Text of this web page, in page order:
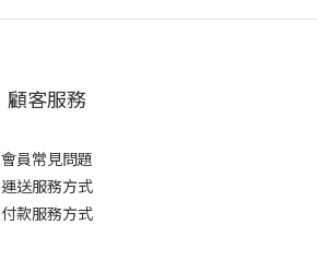
顧客服務
會員常見問題
運送服務方式
付款服務方式